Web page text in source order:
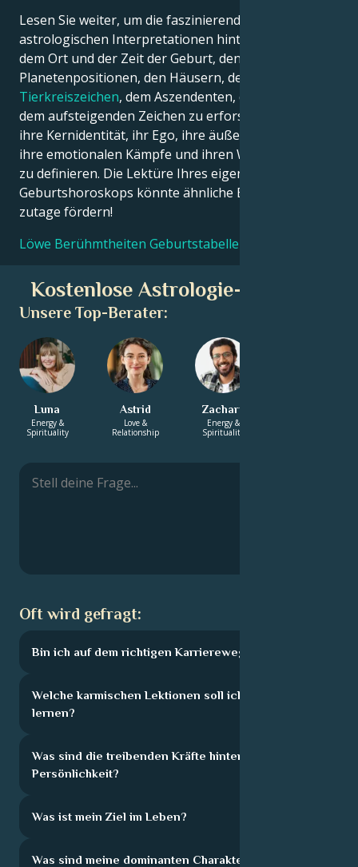
Lesen Sie weiter, um die faszinierenden
astrologischen Interpretationen hinter dem Datum,
dem Ort und der Zeit der Geburt, den
Planetenpositionen, den Häusern, dem
Tierkreiszeichen, dem Aszendenten, dem Mond und
dem aufsteigenden Zeichen zu erforschen – und so
ihre Kernidentität, ihr Ego, ihre äußere Erscheinung,
ihre emotionalen Kämpfe und ihren Weg zum Erfolg
zu definieren. Die Lektüre Ihres eigenen
Geburtshoroskops könnte ähnliche Erkenntnisse
zutage fördern!
Löwe Berühmtheiten Geburtstabellen
Kostenlose Astrologie-Beratung
Unsere Top-Berater:
Luna
Energy &
Spirituality
Astrid
Love &
Relationship
Zachary
Energy &
Spirituality
Oft wird gefragt:
Bin ich auf dem richtigen Karriereweg?
Welche karmischen Lektionen soll ich hier
lernen?
Was sind die treibenden Kräfte hinter meiner
Persönlichkeit?
Was ist mein Ziel im Leben?
Was sind meine dominanten Charakterzüge und